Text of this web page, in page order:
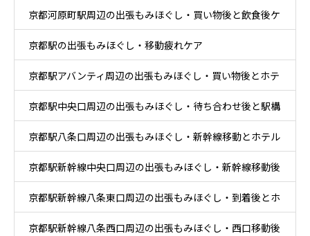
京都河原町駅周辺の出張もみほぐし・買い物後と飲食後ケ
ア
京都駅の出張もみほぐし・移動疲れケア
京都駅アバンティ周辺の出張もみほぐし・買い物後とホテ
ル休息ケア
京都駅中央口周辺の出張もみほぐし・待ち合わせ後と駅構
内移動ケア
京都駅八条口周辺の出張もみほぐし・新幹線移動とホテル
滞在ケア
京都駅新幹線中央口周辺の出張もみほぐし・新幹線移動後
と乗換ケア
京都駅新幹線八条東口周辺の出張もみほぐし・到着後とホ
テル休息ケア
京都駅新幹線八条西口周辺の出張もみほぐし・西口移動後